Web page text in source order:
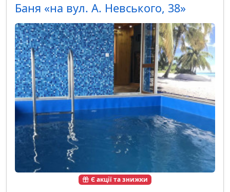
Є акції та знижки
Баня «на вул. А. Невського, 38»